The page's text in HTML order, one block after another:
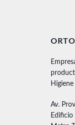
Av.
Edificio